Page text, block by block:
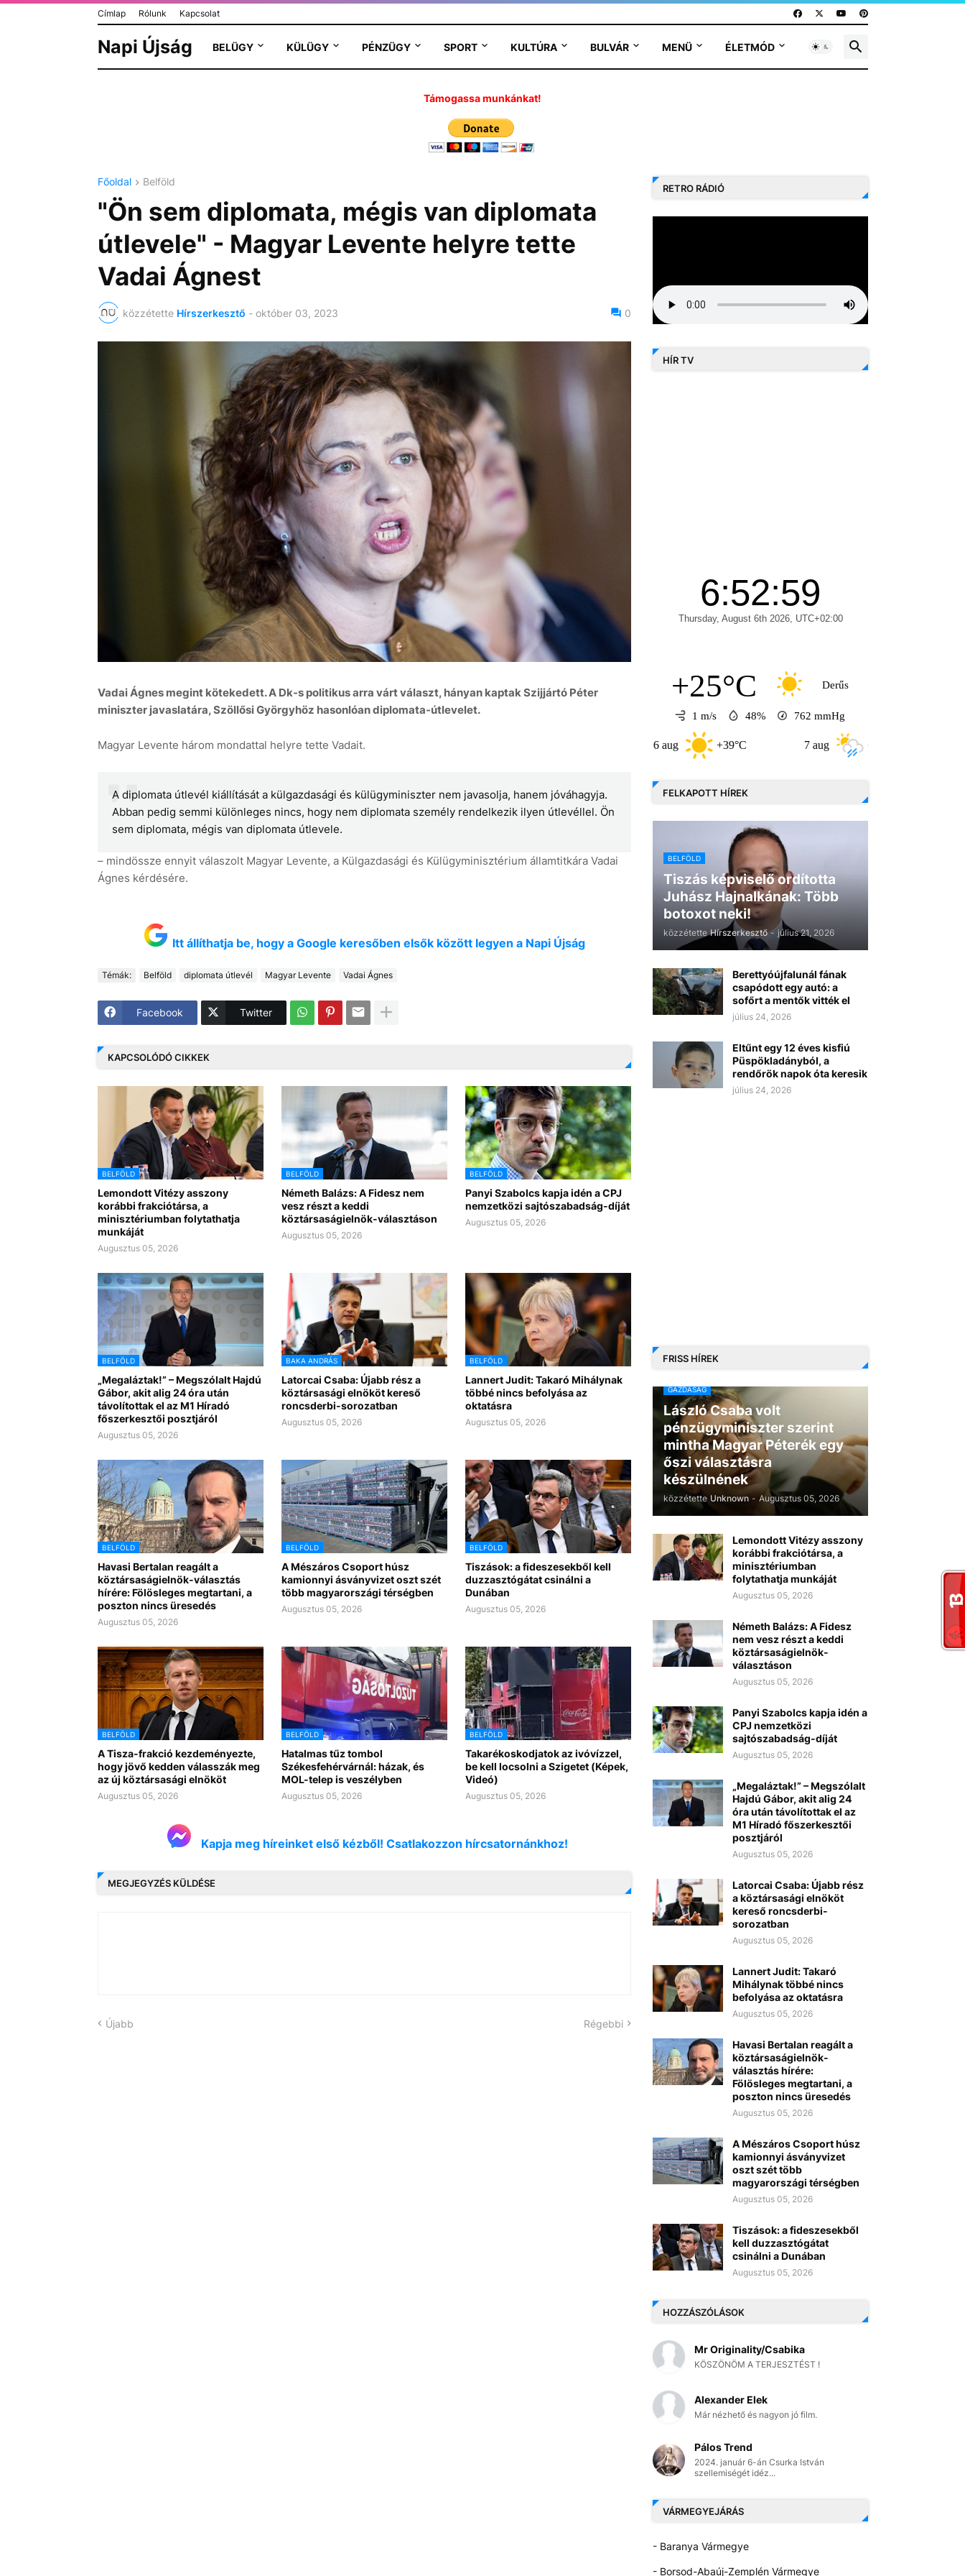
Címlap Rólunk Kapcsolat
Napi Újság BELÜGY KÜLÜGY PÉNZÜGY SPORT KULTÚRA BULVÁR MENÜ ÉLETMÓD
Támogassa munkánkat!
Főoldal Belföld
"Ön sem diplomata, mégis van diplomata
útlevele" - Magyar Levente helyre tette
Vadai Ágnest
közzétette Hírszerkesztő - október 03, 2023 0
Vadai Ágnes megint kötekedett. A Dk-s politikus arra várt választ, hányan kaptak Szijjártó Péter
miniszter javaslatára, Szöllősi Györgyhöz hasonlóan diplomata-útlevelet.
Magyar Levente három mondattal helyre tette Vadait.
A diplomata útlevél kiállítását a külgazdasági és külügyminiszter nem javasolja, hanem jóváhagyja.
Abban pedig semmi különleges nincs, hogy nem diplomata személy rendelkezik ilyen útlevéllel. Ön
sem diplomata, mégis van diplomata útlevele.
– mindössze ennyit válaszolt Magyar Levente, a Külgazdasági és Külügyminisztérium államtitkára Vadai
Ágnes kérdésére.
Itt állíthatja be, hogy a Google keresőben elsők között legyen a Napi Újság
Témák: Belföld diplomata útlevél Magyar Levente Vadai Ágnes
Facebook Twitter
KAPCSOLÓDÓ CIKKEK
BELFÖLD
Lemondott Vitézy asszony
korábbi frakciótársa, a
minisztériumban folytathatja
munkáját
Augusztus 05, 2026
BELFÖLD
Németh Balázs: A Fidesz nem
vesz részt a keddi
köztársaságielnök-választáson
Augusztus 05, 2026
BELFÖLD
Panyi Szabolcs kapja idén a CPJ
nemzetközi sajtószabadság-díját
Augusztus 05, 2026
BELFÖLD
„Megaláztak!” – Megszólalt Hajdú
Gábor, akit alig 24 óra után
távolítottak el az M1 Híradó
főszerkesztői posztjáról
Augusztus 05, 2026
BAKA ANDRÁS
Latorcai Csaba: Újabb rész a
köztársasági elnököt kereső
roncsderbi-sorozatban
Augusztus 05, 2026
BELFÖLD
Lannert Judit: Takaró Mihálynak
többé nincs befolyása az
oktatásra
Augusztus 05, 2026
BELFÖLD
Havasi Bertalan reagált a
köztársaságielnök-választás
hírére: Fölösleges megtartani, a
poszton nincs üresedés
Augusztus 05, 2026
BELFÖLD
A Mészáros Csoport húsz
kamionnyi ásványvizet oszt szét
több magyarországi térségben
Augusztus 05, 2026
BELFÖLD
Tiszások: a fideszesekből kell
duzzasztógátat csinálni a
Dunában
Augusztus 05, 2026
BELFÖLD
A Tisza-frakció kezdeményezte,
hogy jövő kedden válasszák meg
az új köztársasági elnököt
Augusztus 05, 2026
BELFÖLD
Hatalmas tűz tombol
Székesfehérvárnál: házak, és
MOL-telep is veszélyben
Augusztus 05, 2026
BELFÖLD
Takarékoskodjatok az ivóvízzel,
be kell locsolni a Szigetet (Képek,
Videó)
Augusztus 05, 2026
Kapja meg híreinket első kézből! Csatlakozzon hírcsatornánkhoz!
MEGJEGYZÉS KÜLDÉSE
Újabb Régebbi
RETRO RÁDIÓ
HÍR TV
+25°C Derűs
1 m/s 48% 762 mmHg
+39°C +32°C
FELKAPOTT HÍREK
BELFÖLD
Tiszás képviselő ordította
Juhász Hajnalkának: Több
botoxot neki!
közzétette Hírszerkesztő - július 21, 2026
Berettyóújfalunál fának
csapódott egy autó: a
sofőrt a mentők vitték el
július 24, 2026
Eltűnt egy 12 éves kisfiú
Püspökladányból, a
rendőrök napok óta keresik
július 24, 2026
FRISS HÍREK
GAZDASÁG
László Csaba volt
pénzügyminiszter szerint
mintha Magyar Péterék egy
őszi választásra
készülnének
közzétette Unknown - Augusztus 05, 2026
Lemondott Vitézy asszony
korábbi frakciótársa, a
minisztériumban
folytathatja munkáját
Augusztus 05, 2026
Németh Balázs: A Fidesz
nem vesz részt a keddi
köztársaságielnök-
választáson
Augusztus 05, 2026
Panyi Szabolcs kapja idén a
CPJ nemzetközi
sajtószabadság-díját
Augusztus 05, 2026
„Megaláztak!” – Megszólalt
Hajdú Gábor, akit alig 24
óra után távolítottak el az
M1 Híradó főszerkesztői
posztjáról
Augusztus 05, 2026
Latorcai Csaba: Újabb rész
a köztársasági elnököt
kereső roncsderbi-
sorozatban
Augusztus 05, 2026
Lannert Judit: Takaró
Mihálynak többé nincs
befolyása az oktatásra
Augusztus 05, 2026
Havasi Bertalan reagált a
köztársaságielnök-
választás hírére:
Fölösleges megtartani, a
poszton nincs üresedés
Augusztus 05, 2026
A Mészáros Csoport húsz
kamionnyi ásványvizet
oszt szét több
magyarországi térségben
Augusztus 05, 2026
Tiszások: a fideszesekből
kell duzzasztógátat
csinálni a Dunában
Augusztus 05, 2026
HOZZÁSZÓLÁSOK
Mr Originality/Csabika
KÖSZÖNÖM A TERJESZTÉST !
Alexander Elek
Már nézhető és nagyon jó film.
Pálos Trend
2024. január 6-án Csurka István
szellemiségét idéz...
VÁRMEGYEJÁRÁS
- Baranya Vármegye
- Borsod-Abaúj-Zemplén Vármegye